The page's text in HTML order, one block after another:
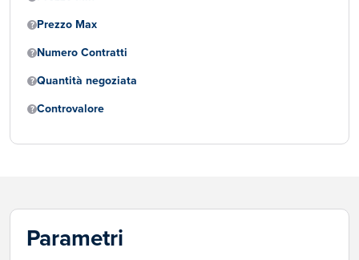
Prezzo Max
Numero Contratti
Quantità negoziata
Controvalore
Parametri